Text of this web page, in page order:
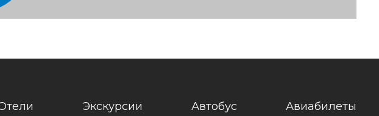
Экскурсии Автобус Авиабилеты